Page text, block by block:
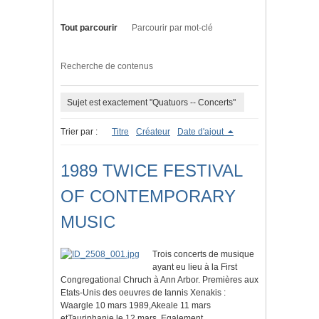
Tout parcourir Parcourir par mot-clé
Recherche de contenus
Sujet est exactement "Quatuors -- Concerts"
Trier par : Titre Créateur Date d'ajout
1989 TWICE FESTIVAL
OF CONTEMPORARY
MUSIC
Trois concerts de musique
ayant eu lieu à la First
Congregational Chruch à Ann Arbor. Premières aux
Etats-Unis des oeuvres de Iannis Xenakis :
Waargle 10 mars 1989,Akeale 11 mars